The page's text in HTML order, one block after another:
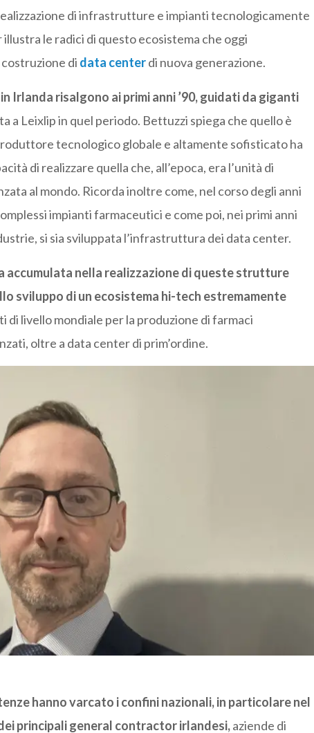
di infrastrutture e impianti tecnologicamente
illustra le radici di questo ecosistema che oggi
di data center di nuova generazione.
Irlanda risalgono ai primi anni ’90, guidati da giganti
a Leixlip in quel periodo. Bettuzzi spiega che quello è
tecnologico globale e altamente sofisticato ha
di realizzare quella che, all’epoca, era l’unità di
al mondo. Ricorda inoltre come, nel corso degli anni
impianti farmaceutici e come poi, nei primi anni
si sia sviluppata l’infrastruttura dei data center.
accumulata nella realizzazione di queste strutture
sviluppo di un ecosistema hi-tech estremamente
di livello mondiale per la produzione di farmaci
oltre a data center di prim’ordine.
hanno varcato i confini nazionali, in particolare nel
principali general contractor irlandesi,aziende di